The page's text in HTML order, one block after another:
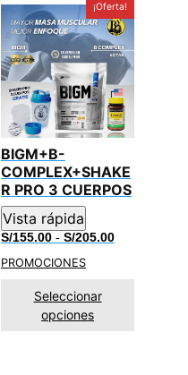
¡Oferta!
BIGM+B-
COMPLEX+SHAKE
R PRO 3 CUERPOS
Vista rápida
S/155.00 - S/205.00Rango
PROMOCIONES
Seleccionar
opciones